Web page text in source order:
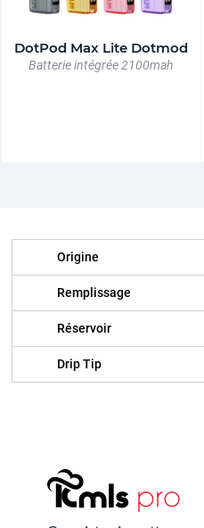
DotPod Max Lite Dotmod
Batterie intégrée 2100mah
Origine
Remplissage
Réservoir
Drip Tip